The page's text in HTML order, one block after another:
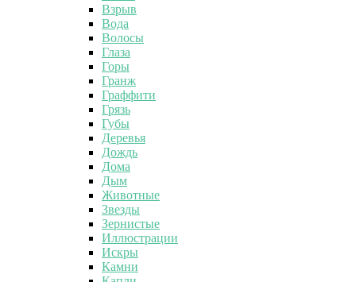
Взрыв
Вода
Волосы
Глаза
Горы
Гранж
Граффити
Грязь
Губы
Деревья
Дождь
Дома
Дым
Животные
Звезды
Зернистые
Иллюстрации
Искры
Камни